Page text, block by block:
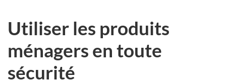
Utiliser les produits
ménagers en toute
sécurité